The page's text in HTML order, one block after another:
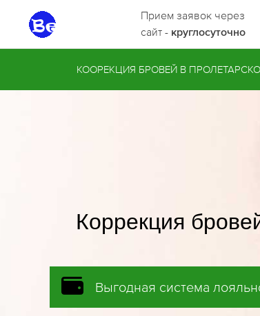
Прием заявок через
сайт - круглосуточно
КООРЕКЦИЯ БРОВЕЙ В
Коррекция
Выгодная система